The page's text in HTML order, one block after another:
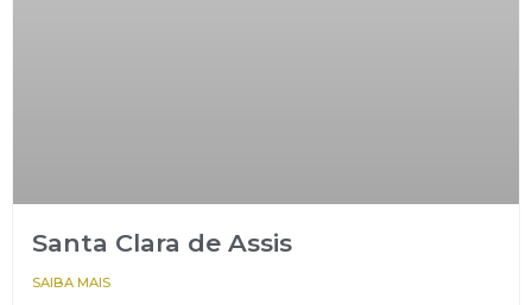
Santa Clara de Assis
SAIBA MAIS